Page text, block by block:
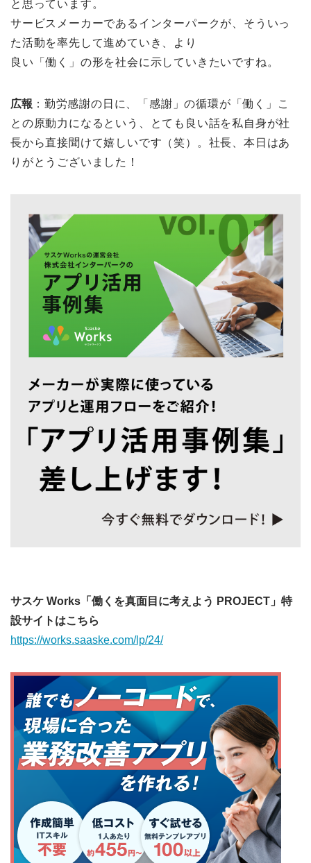
と思っています。
サービスメーカーであるインターパークが、そういっ
た活動を率先して進めていき、より
良い「働く」の形を社会に示していきたいですね。
広報 ：勤労感謝の日に、「感謝」の循環が「働く」こ
との原動力になるという、とても良い話を私自身が社
長から直接聞けて嬉しいです（笑）。社長、本日はあ
りがとうございました！
サスケ Works「働くを真面目に考えよう PROJECT」特
設サイトはこちら
https://works.saaske.com/lp/24/